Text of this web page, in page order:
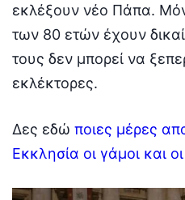
εκλέξουν νέο Πάπα.
των 80 ετών έχουν
τους δεν μπορεί να
εκλέκτορες.
Δες εδώ ποιες μέρες
Εκκλησία οι γάμοι και